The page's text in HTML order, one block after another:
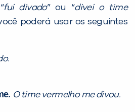
fui divado” ou “divei o time
poderá usar os seguintes
O time vermelho me divou.